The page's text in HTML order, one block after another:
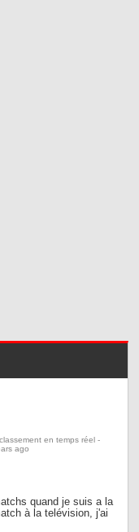
en temps réel -
ago
quand je suis a la
à la telévision, j'ai